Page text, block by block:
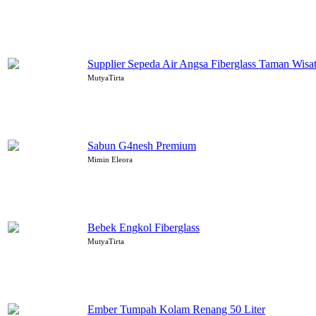
Supplier Sepeda Air Angsa Fiberglass Taman
MutyaTirta
Sabun G4nesh Premium
Mimin Eleora
Bebek Engkol Fiberglass
MutyaTirta
Ember Tumpah Kolam Renang 50 Liter